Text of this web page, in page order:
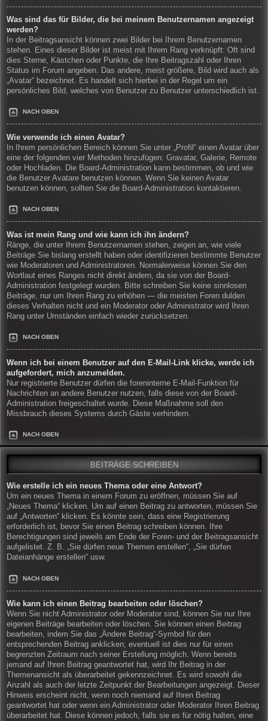
Was sind das für Bilder, die bei meinem Benutzernamen angezeigt
werden?
In der Beitragsansicht können zwei Bilder bei Ihrem Benutzernamen
stehen. Eines dieser Bilder ist meist mit Ihrem Rang verknüpft: Oft sind
dies Sterne, Kästchen oder Punkte, die Ihre Beitragszahl oder Ihren
Status im Forum angeben. Das andere, meist größere, Bild wird auch als
„Avatar“ bezeichnet. Es handelt sich hierbei in der Regel um ein
persönliches Bild, welches von Benutzer zu Benutzer unterschiedlich ist.
NACH OBEN
Wie verwende ich einen Avatar?
In Ihrem persönlichen Bereich können Sie unter „Profil“ einen Avatar über
eine der folgenden vier Methoden hinzufügen: Gravatar, Galerie, Remote
oder Hochladen. Die Board-Administration kann bestimmen, ob und wie
die Benutzer Avatare benutzen können. Wenn Sie keinen Avatar
benutzen können, sollten Sie die Board-Administration kontaktieren.
NACH OBEN
Was ist mein Rang und wie kann ich ihn ändern?
Ränge, die unter Ihrem Benutzernamen stehen, zeigen an, wie viele
Beiträge Sie bislang erstellt haben oder identifizieren bestimmte Benutzer
wie Moderatoren und Administratoren. Normalerweise können Sie den
Wortlaut eines Ranges nicht direkt ändern, da sie von der Board-
Administration festgelegt wurden. Bitte schreiben Sie keine sinnlosen
Beiträge, nur um Ihren Rang zu erhöhen — die meisten Foren dulden
dieses Verhalten nicht und ein Moderator oder Administrator wird Ihren
Rang unter Umständen einfach wieder zurücksetzen.
NACH OBEN
Wenn ich bei einem Benutzer auf den E-Mail-Link klicke, werde ich
aufgefordert, mich anzumelden.
Nur registrierte Benutzer dürfen die foreninterne E-Mail-Funktion für
Nachrichten an andere Benutzer nutzen, falls diese von der Board-
Administration freigeschaltet wurde. Diese Maßnahme soll den
Missbrauch dieses Systems durch Gäste verhindern.
NACH OBEN
BEITRÄGE SCHREIBEN
Wie erstelle ich ein neues Thema oder eine Antwort?
Um ein neues Thema in einem Forum zu eröffnen, müssen Sie auf
„Neues Thema“ klicken. Um auf einen Beitrag zu antworten, müssen Sie
auf „Antworten“ klicken. Es könnte sein, dass eine Registrierung
erforderlich ist, bevor Sie einen Beitrag schreiben können. Ihre
Berechtigungen sind jeweils am Ende der Foren- und der Beitragsansicht
aufgelistet. Z. B. „Sie dürfen neue Themen erstellen“, „Sie dürfen
Dateianhänge erstellen“ usw.
NACH OBEN
Wie kann ich einen Beitrag bearbeiten oder löschen?
Wenn Sie nicht Administrator oder Moderator sind, können Sie nur Ihre
eigenen Beiträge bearbeiten oder löschen. Sie können einen Beitrag
bearbeiten, indem Sie das „Ändere Beitrag“-Symbol für den
entsprechenden Beitrag anklicken; eventuell ist dies nur für einen
begrenzten Zeitraum nach seiner Erstellung möglich. Wenn bereits
jemand auf Ihren Beitrag geantwortet hat, wird Ihr Beitrag in der
Themenansicht als überarbeitet gekennzeichnet. Es wird sowohl die
Anzahl als auch der letzte Zeitpunkt der Bearbeitungen angezeigt. Dieser
Hinweis erscheint nicht, wenn noch niemand auf Ihren Beitrag
geantwortet hat oder wenn ein Administrator oder Moderator Ihren Beitrag
überarbeitet hat. Diese können jedoch, falls sie es für nötig halten, eine